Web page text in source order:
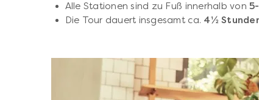
Alle Stationen sind zu Fuß innerhalb von
Die Tour dauert insgesamt ca. 4½